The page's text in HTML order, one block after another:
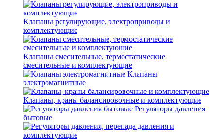
Клапаны регулирующие, электроприводы и
комплектующие
Клапаны смесительные, термостатические
смесительные и комплектующие
Клапаны
электромагнитные
Клапаны, краны балансировочные и комплектующие
Регуляторы давления
бытовые